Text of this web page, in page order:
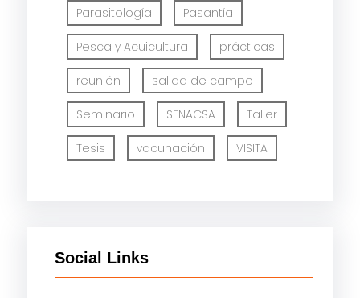
Parasitología Pasantía
Pesca y Acuicultura prácticas
reunión salida de campo
Seminario SENACSA Taller
Tesis vacunación VISITA
Social Links